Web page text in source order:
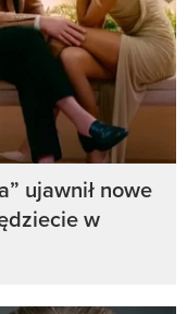
ujawnił nowe
w